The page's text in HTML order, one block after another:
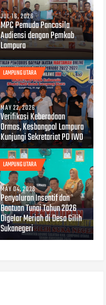
JUL 16, 2026
MPC Pemuda Pancasila
Audiensi dengan Pemkab
Lampura
LAMPUNG UTARA
MAY 22, 2026
Verifikasi Keberadaan
Ormas, Kesbangpol Lampura
Kunjungi Sekretariat PD IWO
LAMPUNG UTARA
MAY 04, 2026
Penyaluran Insentif dan
Bantuan Tunai Tahun 2026
Digelar Meriah di Desa Gilih
Sukanegeri